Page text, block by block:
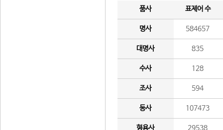
품사 표제어 수
명사 584657
대명사 835
수사 128
조사 594
동사 107473
형용사 29538